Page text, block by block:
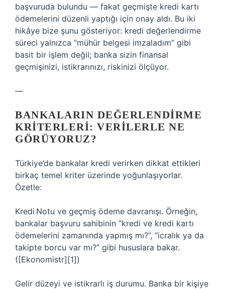
başvuruda bulundu — fakat geçmişte kredi kartı
ödemelerini düzenli yaptığı için onay aldı. Bu iki
hikâye bize şunu gösteriyor: kredi değerlendirme
süreci yalnızca “mühür belgesi imzaladım” gibi
basit bir işlem değil; banka sizin finansal
geçmişinizi, istikrarınızı, riskinizi ölçüyor.
—
BANKALARIN DEĞERLENDIRME
KRITERLERI: VERILERLE NE
GÖRÜYORUZ?
Türkiye’de bankalar kredi verirken dikkat ettikleri
birkaç temel kriter üzerinde yoğunlaşıyorlar.
Özetle:
Kredi Notu ve geçmiş ödeme davranışı. Örneğin,
bankalar başvuru sahibinin “kredi ve kredi kartı
ödemelerini zamanında yapmış mı?”, “icralık ya da
takipte borcu var mı?” gibi hususlara bakar.
([Ekonomistr][1])
Gelir düzeyi ve istikrarlı iş durumu. Banka bir kişiye